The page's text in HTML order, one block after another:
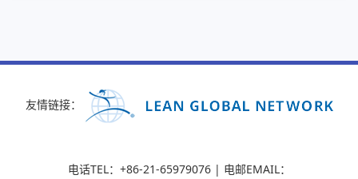
友情链接：
电话TEL：+86-21-65979076 | 电邮EMAIL：